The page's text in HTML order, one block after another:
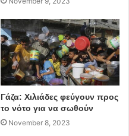
Γάζα: Χιλιάδες φεύγουν προς
το νότο για να σωθούν
November 8, 2023